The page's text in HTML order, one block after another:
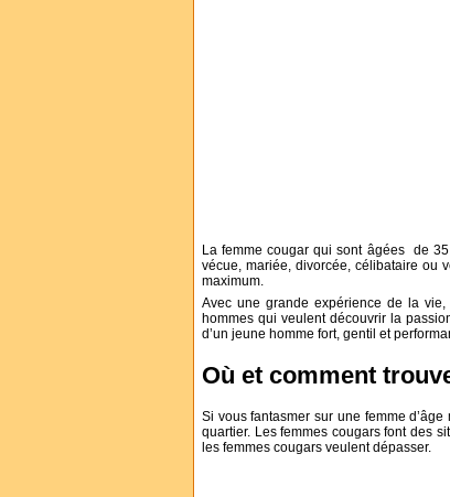
La femme cougar qui sont âgées de
vécue, mariée, divorcée, célibataire ou
maximum.
Avec une grande expérience de la
hommes qui veulent découvrir la
d’un jeune homme fort, gentil et
Où et comment
Si vous fantasmer sur une femme
quartier. Les femmes cougars font des
les femmes cougars veulent dépasser.